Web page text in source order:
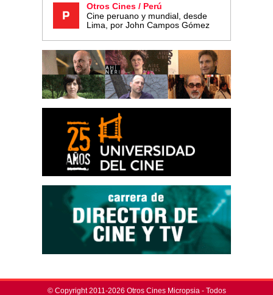
Otros Cines / Perú
Cine peruano y mundial, desde
Lima, por John Campos Gómez
© Copyright 2011-2026 Otros Cines Micropsia - Todos